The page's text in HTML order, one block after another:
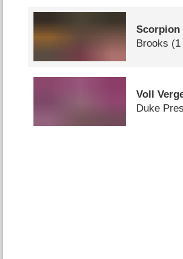
Scorpion
Brooks (1
Voll
Duke